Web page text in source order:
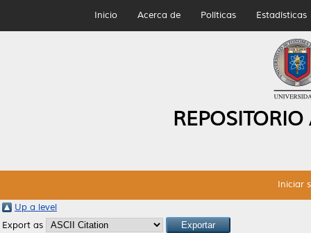
Inicio Acerca de Políticas Estadísticas
Iniciar
Up a level
Export as